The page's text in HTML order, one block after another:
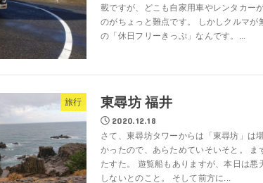
載ですが、どこも自家用車やレンタカー
のがちょっと難点です。 しかしクルマが
の「休日フリーきっぷ」なんです。...
旅行 東尋坊 福井
2020.12.18
さて、東尋坊タワーからは「東尋坊」は
かったので、あらためていそいそと。 ま
たすた。 遊覧船もありますが、本日は悪
しないとのこと。 そして前方に...